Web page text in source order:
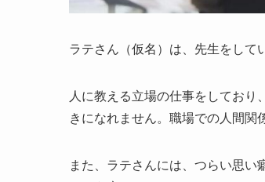
ラテさん（仮名）は、先生をして
人に教える立場の仕事をしてお
きになれません。職場での人間関
また、ラテさんには、つらい思い